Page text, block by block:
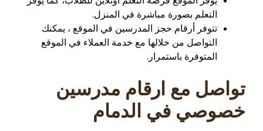
التعلم بصورة مباشرة في المنزل.
تتوفر أرقام حجز المدرسين في الموقع ، يمكنك
التواصل من خلالها مع خدمة العملاء في الموقع
المتوفرة باستمرار.
تواصل مع ارقام مدرسين
خصوصي في الدمام